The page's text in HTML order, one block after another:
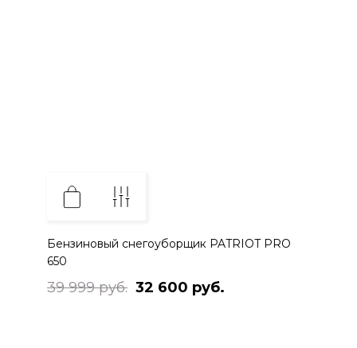
Бензиновый снегоуборщик PATRIOT PRO
650
39 999 руб. 32 600 руб.